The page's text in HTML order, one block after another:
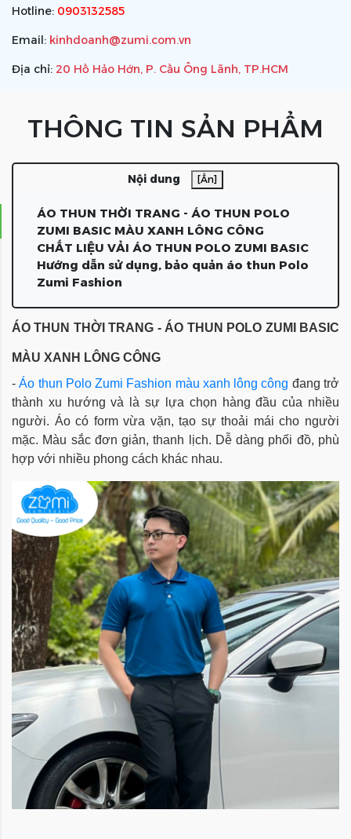
Hotline: 0903132585
Email: kinhdoanh@zumi.com.vn
Địa chỉ: 20 Hồ Hảo Hớn, P. Cầu Ông Lãnh, TP.HCM
THÔNG TIN SẢN PHẨM
Nội dung [Ẩn]
ÁO THUN THỜI TRANG - ÁO THUN POLO
ZUMI BASIC MÀU XANH LÔNG CÔNG
CHẤT LIỆU VẢI ÁO THUN POLO ZUMI BASIC
Hướng dẫn sử dụng, bảo quản áo thun Polo
Zumi Fashion
ÁO THUN THỜI TRANG - ÁO THUN
MÀU XANH LÔNG CÔNG
- Áo thun Polo Zumi Fashion màu xanh lông công đang trở
thành xu hướng và là sự lựa chọn hàng đầu của nhiều
người. Áo có form vừa vặn, tạo sự thoải mái cho người
mặc. Màu sắc đơn giản, thanh lịch. Dễ dàng phối đồ, phù
hợp với nhiều phong cách khác nhau.